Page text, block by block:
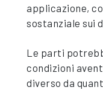
applicazione,
sostanziale sui
Le parti
condizioni
diverso da